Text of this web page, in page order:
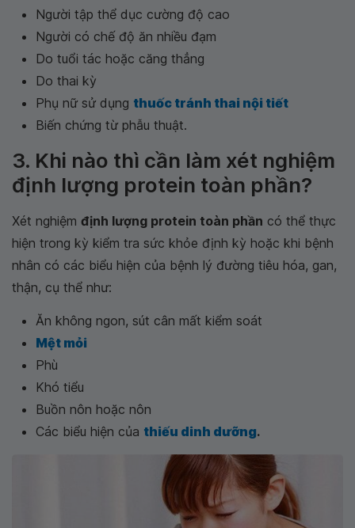
Người tập thể dục cường độ cao
Người có chế độ ăn nhiều đạm
Do tuổi tác hoặc căng thẳng
Do thai kỳ
Phụ nữ sử dụng thuốc tránh thai nội tiết
Biến chứng từ phẫu thuật.
3. Khi nào thì cần làm xét nghiệm
định lượng protein toàn phần?
Xét nghiệm định lượng protein toàn phần có thể thực
hiện trong kỳ kiểm tra sức khỏe định kỳ hoặc khi bệnh
nhân có các biểu hiện của bệnh lý đường tiêu hóa, gan,
thận, cụ thể như:
Ăn không ngon, sút cân mất kiểm soát
Mệt mỏi
Phù
Khó tiểu
Buồn nôn hoặc nôn
Các biểu hiện của thiếu dinh dưỡng.